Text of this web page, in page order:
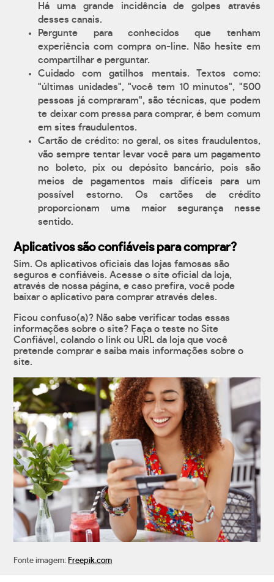
Há uma grande incidência de golpes através
desses canais.
Pergunte para conhecidos que tenham
experiência com compra on-line. Não hesite em
compartilhar e perguntar.
Cuidado com gatilhos mentais. Textos como:
"últimas unidades", "você tem 10 minutos", "500
pessoas já compraram", são técnicas, que podem
te deixar com pressa para comprar, é bem comum
em sites fraudulentos.
Cartão de crédito: no geral, os sites fraudulentos,
vão sempre tentar levar você para um pagamento
no boleto, pix ou depósito bancário, pois são
meios de pagamentos mais difíceis para um
possível estorno. Os cartões de crédito
proporcionam uma maior segurança nesse
sentido.
Aplicativos são confiáveis para comprar?
Sim. Os aplicativos oficiais das lojas famosas são
seguros e confiáveis. Acesse o site oficial da loja,
através de nossa página, e caso prefira, você pode
baixar o aplicativo para comprar através deles.
Ficou confuso(a)? Não sabe verificar todas essas
informações sobre o site? Faça o teste no Site
Confiável, colando o link ou URL da loja que você
pretende comprar e saiba mais informações sobre o
site.
Fonte imagem: Freepik.com